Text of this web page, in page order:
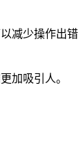
减少操作出错
加吸引人。